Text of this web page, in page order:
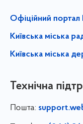
Офіційний портал
Київська міська
Київська міська
Технічна
Пошта: